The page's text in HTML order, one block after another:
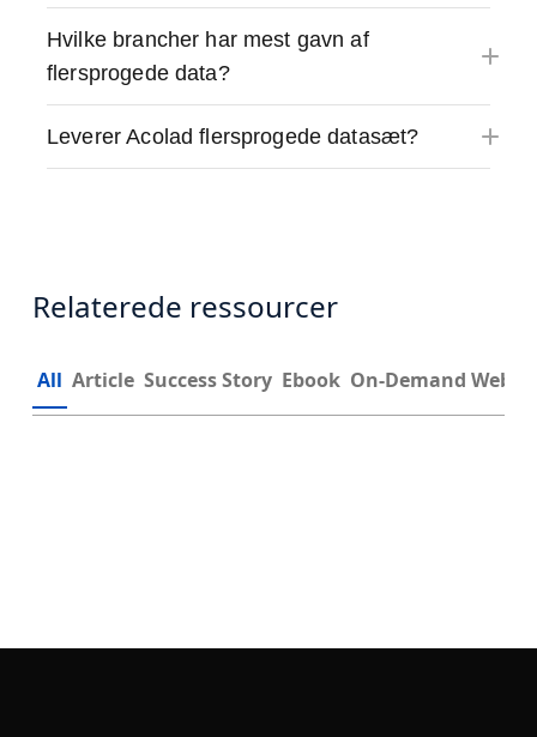
Hvilke brancher har mest gavn af
flersprogede data?
Leverer Acolad flersprogede datasæt?
Relaterede ressourcer
All Article Success Story Ebook On-Demand